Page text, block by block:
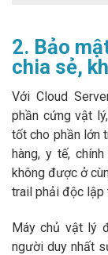
2. Bảo
chia sẻ,
Với Cloud
phần cứng vật
tốt cho phần lớn
hàng, y tế,
không được ở
trail phải độc lập
Máy chủ vật lý
người duy nhất